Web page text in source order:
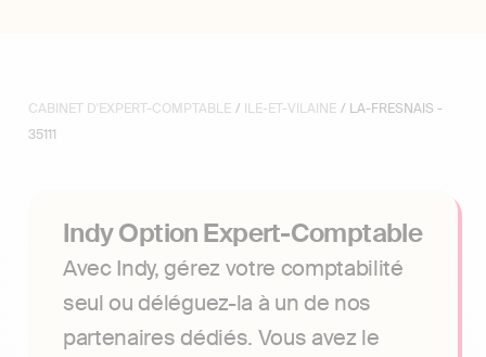
CABINET D'EXPERT-COMPTABLE / ILE-ET-VILAINE / LA-FRESNAIS -
35111
Indy Option Expert-Comptable
Avec Indy, gérez votre comptabilité
seul ou déléguez-la à un de nos
partenaires dédiés. Vous avez le